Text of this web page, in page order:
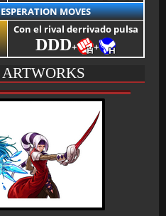
MOVES
Con el rival derrivado pulsa
DDD+ +